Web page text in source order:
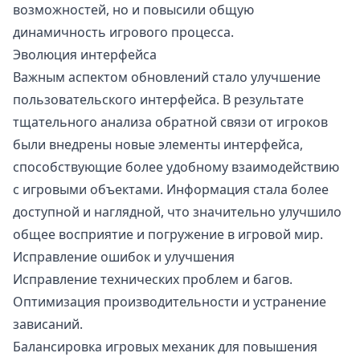
возможностей, но и повысили общую
динамичность игрового процесса.
Эволюция интерфейса
Важным аспектом обновлений стало улучшение
пользовательского интерфейса. В результате
тщательного анализа обратной связи от игроков
были внедрены новые элементы интерфейса,
способствующие более удобному взаимодействию
с игровыми объектами. Информация стала более
доступной и наглядной, что значительно улучшило
общее восприятие и погружение в игровой мир.
Исправление ошибок и улучшения
Исправление технических проблем и багов.
Оптимизация производительности и устранение
зависаний.
Балансировка игровых механик для повышения